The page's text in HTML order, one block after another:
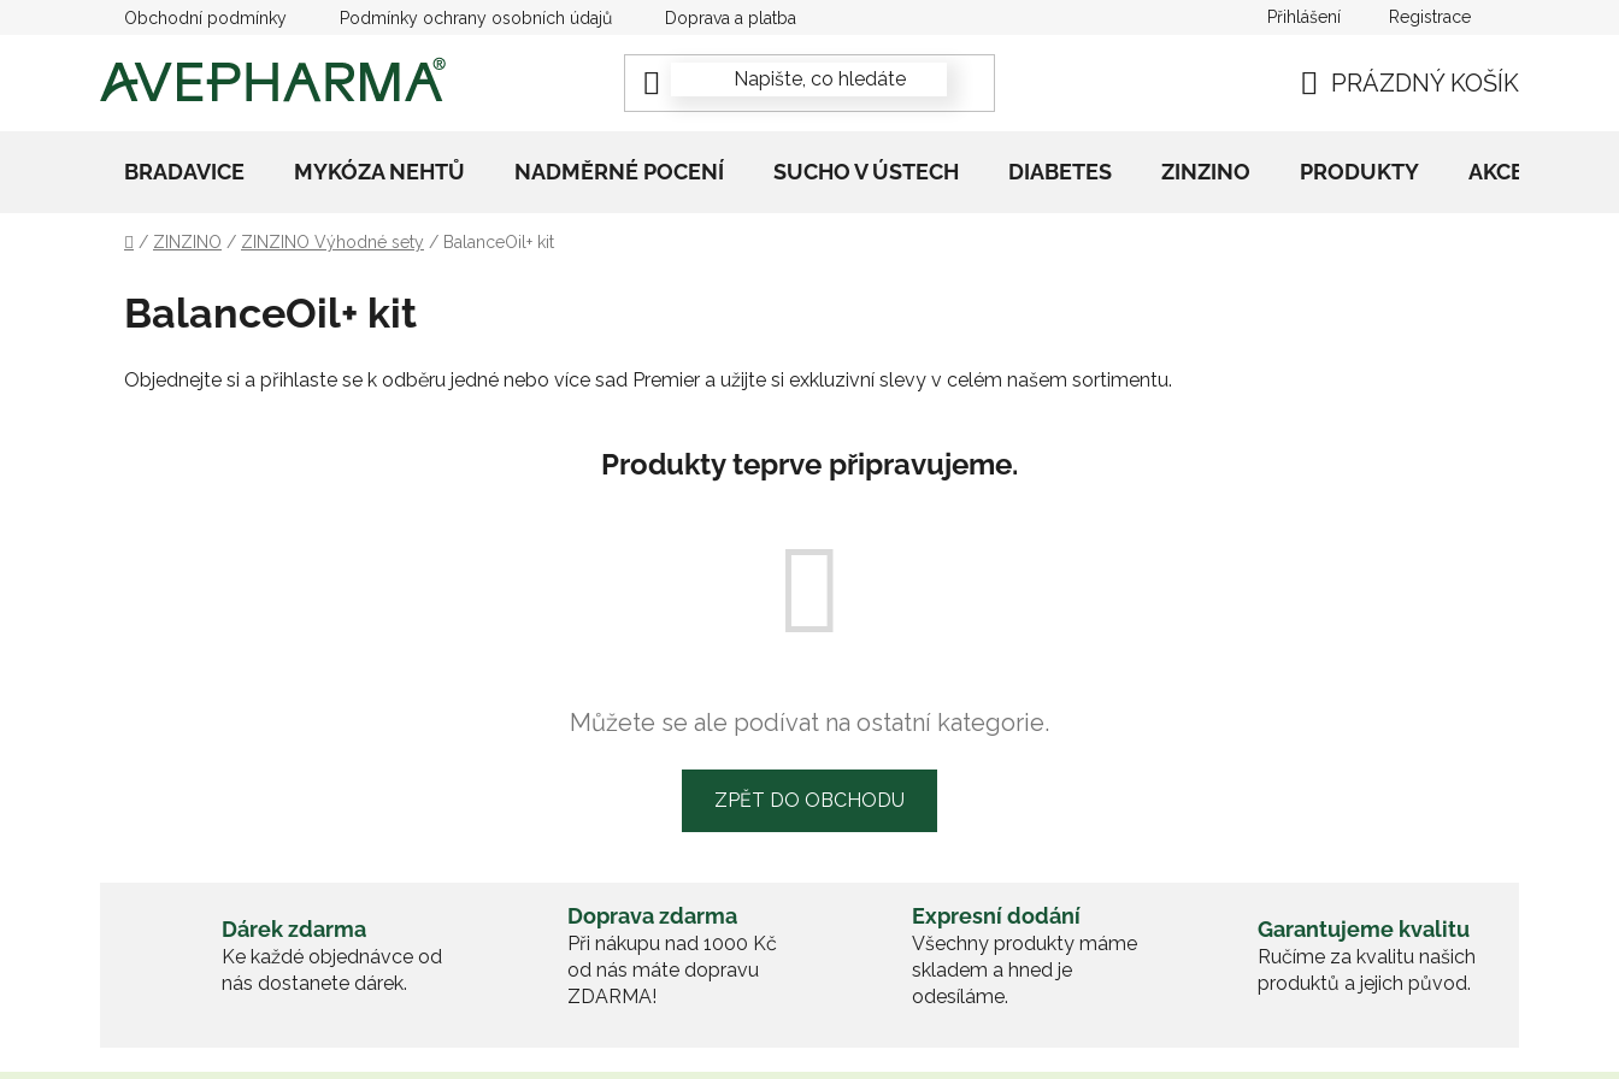
Obchodní podmínky Podmínky ochrany osobních údajů Doprava a platba BLOG Slovník pojmů
Přihlášení Registrace
KOŠÍK
PRÁZDNÝ KOŠÍK
BRADAVICE MYKÓZA NEHTŮ NADMĚRNÉ POCENÍ SUCHO V ÚSTECH DIABETES ZINZINO PRODUKTY AKCE
Domů
/ ZINZINO / ZINZINO Výhodné sety / BalanceOil+ kit
BalanceOil+ kit
Objednejte si a přihlaste se k odběru jedné nebo více sad Premier a užijte si exkluzivní slevy v celém našem sortimentu.
Produkty teprve připravujeme.
Můžete se ale podívat na ostatní kategorie.
ZPĚT DO OBCHODU
Dárek zdarma
Ke každé objednávce od
nás dostanete dárek.
Doprava zdarma
Při nákupu nad 1000 Kč
od nás máte dopravu
ZDARMA!
Expresní dodání
Všechny produkty máme
skladem a hned je
odesíláme.
Garantujeme kvalitu
Ručíme za kvalitu našich
produktů a jejich původ.
Přihlásit se a získat slevu
Zásady zpracování osobních
údajů